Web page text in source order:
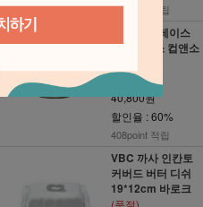
260point 적립
VBC까사 레이스
에스프레소 컵앤소
102,000원
40,800원
할인율 : 60%
408point 적립
VBC 까사 인칸토
커버드 버터 디쉬
19*12cm 바로크